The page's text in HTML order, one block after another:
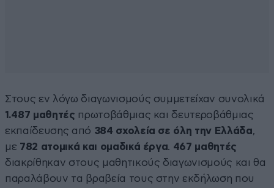
Στους εν λόγω διαγωνισμούς συμμετείχαν συνολικά
1.487 μαθητές πρωτοβάθμιας και δευτεροβάθμιας
εκπαίδευσης από 384 σχολεία σε όλη την Ελλάδα,
με 782 ατομικά και ομαδικά έργα. 467 μαθητές
διακρίθηκαν στους μαθητικούς διαγωνισμούς και θα
παραλάβουν τα βραβεία τους στην εκδήλωση που